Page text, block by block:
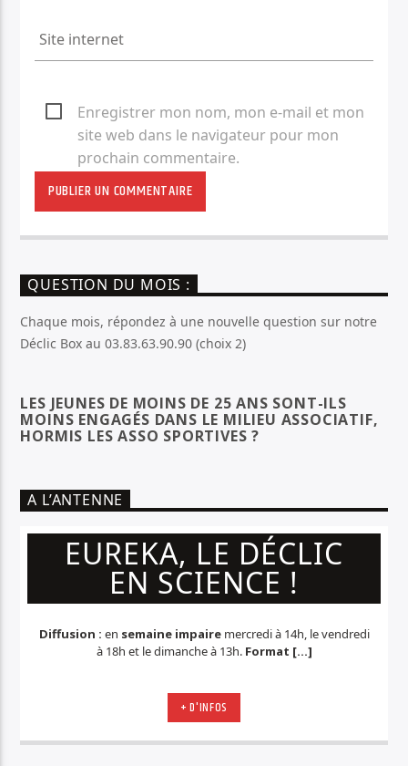
Enregistrer mon nom, mon e-mail et mon
site web dans le navigateur pour mon
prochain commentaire.
QUESTION DU MOIS :
Chaque mois, répondez à une nouvelle question sur notre
Déclic Box au 03.83.63.90.90 (choix 2)
LES JEUNES DE MOINS DE 25 ANS SONT-ILS
MOINS ENGAGÉS DANS LE MILIEU ASSOCIATIF,
HORMIS LES ASSO SPORTIVES ?
A L’ANTENNE
EUREKA, LE DÉCLIC
EN SCIENCE !
Diffusion : en semaine impaire mercredi à 14h, le vendredi
à 18h et le dimanche à 13h. Format [...]
+ D'INFOS